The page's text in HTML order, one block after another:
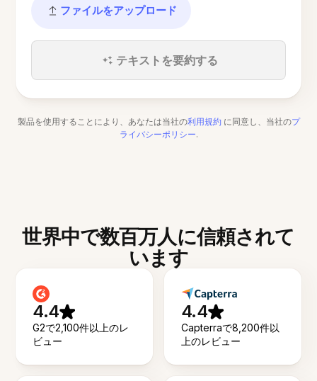
ファイルをアップロード
テキストを要約する
製品を使用することにより、あなたは当社の利用規約 に同意し、当社のプ
ライバシーポリシー.
世界中で数百万人に信頼されて
います
4.4
G2で2,100件以上のレ
ビュー
4.4
Capterraで8,200件以
上のレビュー